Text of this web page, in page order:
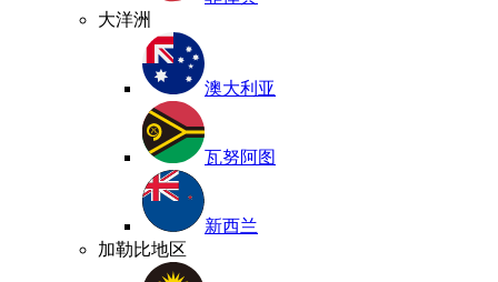
大洋洲
澳大利亚
瓦努阿图
新西兰
加勒比地区